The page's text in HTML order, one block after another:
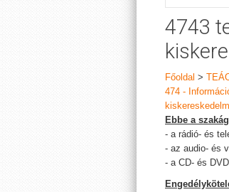
4743
Főoldal >
474 -
Ebbe a
- a rádió- és
- az audio- és
- a CD- és